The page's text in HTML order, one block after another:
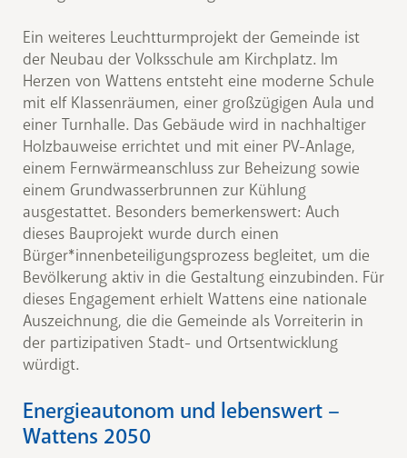
Ein weiteres Leuchtturmprojekt der Gemeinde ist
der Neubau der Volksschule am Kirchplatz. Im
Herzen von Wattens entsteht eine moderne Schule
mit elf Klassenräumen, einer großzügigen Aula und
einer Turnhalle. Das Gebäude wird in nachhaltiger
Holzbauweise errichtet und mit einer PV-Anlage,
einem Fernwärmeanschluss zur Beheizung sowie
einem Grundwasserbrunnen zur Kühlung
ausgestattet. Besonders bemerkenswert: Auch
dieses Bauprojekt wurde durch einen
Bürger*innenbeteiligungsprozess begleitet, um die
Bevölkerung aktiv in die Gestaltung einzubinden. Für
dieses Engagement erhielt Wattens eine nationale
Auszeichnung, die die Gemeinde als Vorreiterin in
der partizipativen Stadt- und Ortsentwicklung
würdigt.
Energieautonom und lebenswert –
Wattens 2050